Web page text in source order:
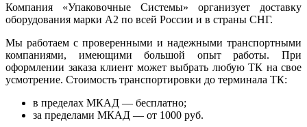
Компания «Упаковочные Системы» организует доставку
оборудования марки А2 по всей России и в страны СНГ.
Мы работаем с проверенными и надежными транспортными
компаниями, имеющими большой опыт работы. При
оформлении заказа клиент может выбрать любую ТК на свое
усмотрение. Стоимость транспортировки до терминала ТК:
в пределах МКАД — бесплатно;
за пределами МКАД — от 1000 руб.